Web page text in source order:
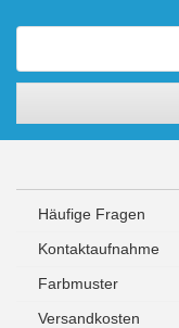
Häufige Fragen
Kontaktaufnahme
Farbmuster
Versandkosten